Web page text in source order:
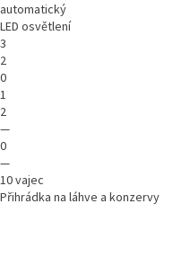
automatický
LED osvětlení
3
2
0
1
2
—
0
—
10 vajec
Přihrádka na láhve a konzervy